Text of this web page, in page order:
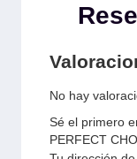
No hay
Sé el primero
PERFECT